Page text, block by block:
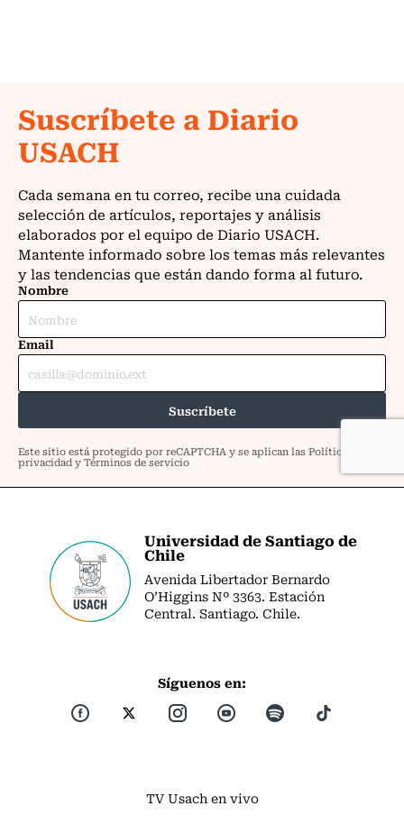
Universidad de Santiago de
Chile
Avenida Libertador Bernardo
O’Higgins Nº 3363. Estación
Central. Santiago. Chile.
Síguenos en:
TV Usach en vivo